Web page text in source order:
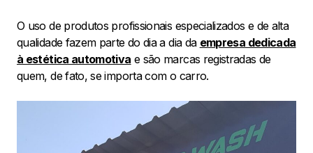
O uso de produtos profissionais especializados e de alta
qualidade fazem parte do dia a dia da empresa dedicada
à estética automotiva e são marcas registradas de
quem, de fato, se importa com o carro.